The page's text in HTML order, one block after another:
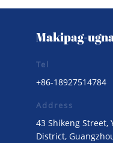
Makipag-
Tel
+86-18927514784
Address
43 Shikeng Street,
District,